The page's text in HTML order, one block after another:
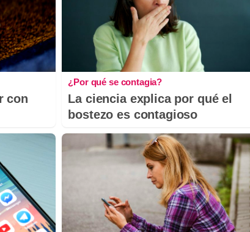
con
¿Por qué se contagia?
La ciencia explica por qué el
bostezo es contagioso